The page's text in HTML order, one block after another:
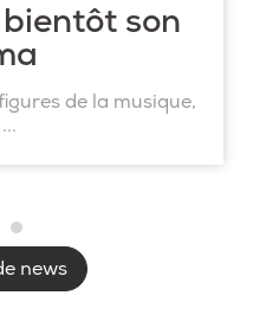
son
de la musique,
news